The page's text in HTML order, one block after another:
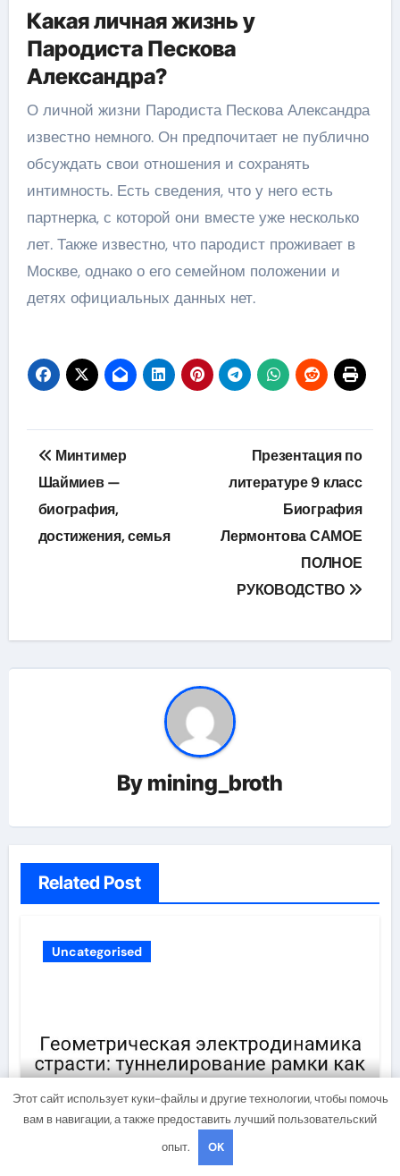
Какая личная жизнь у
Пародиста Пескова
Александра?
О личной жизни Пародиста Пескова Александра
известно немного. Он предпочитает не публично
обсуждать свои отношения и сохранять
интимность. Есть сведения, что у него есть
партнерка, с которой они вместе уже несколько
лет. Также известно, что пародист проживает в
Москве, однако о его семейном положении и
детях официальных данных нет.
Навигация
по
записям
Минтимер
Шаймиев —
биография,
достижения, семья
Презентация по
литературе 9 класс
Биография
Лермонтова САМОЕ
ПОЛНОЕ
РУКОВОДСТВО
By mining_broth
Related Post
Uncategorised
Геометрическая
электродинамика страсти:
туннелирование рамки как
Этот сайт использует куки-файлы и другие технологии, чтобы помочь
вам в навигации, а также предоставить лучший пользовательский
опыт.
OK